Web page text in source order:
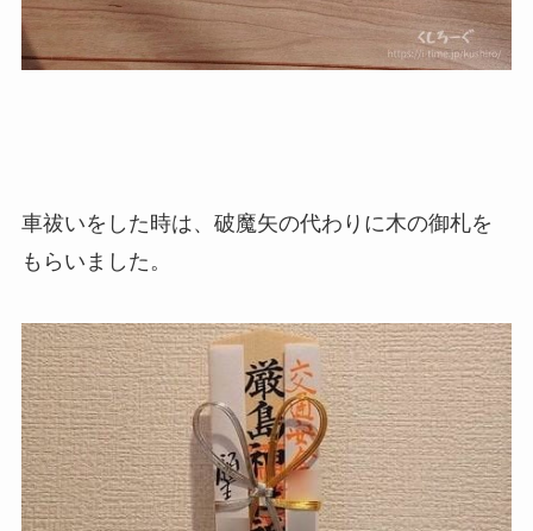
車祓いをした時は、破魔矢の代わりに木の御札を
もらいました。